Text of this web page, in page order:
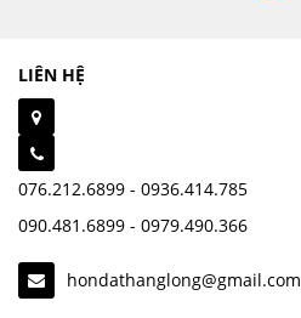
LIÊN HỆ
076.212.6899 - 0936.414.785
090.481.6899 - 0979.490.366
hondathanglong@gmail.com